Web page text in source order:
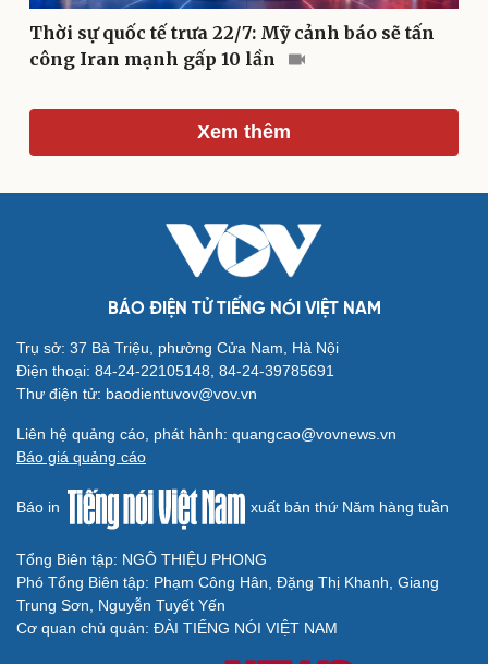
Podcast
Kể chuyện cho bé
Hạt giống tâm hồn
Cải chính
Thời sự quốc tế trưa 22/7: Mỹ cảnh báo sẽ tấn
công Iran mạnh gấp 10 lần
Xem thêm
BÁO ĐIỆN TỬ TIẾNG NÓI VIỆT NAM
Trụ sở: 37 Bà Triệu, phường Cửa Nam, Hà Nội
Điện thoại: 84-24-22105148, 84-24-39785691
Thư điện tử: baodientuvov@vov.vn
Liên hệ quảng cáo, phát hành: quangcao@vovnews.vn
Báo giá quảng cáo
Báo in xuất bản thứ Năm hàng tuần
Tổng Biên tập: NGÔ THIỆU PHONG
Phó Tổng Biên tập: Phạm Công Hân, Đặng Thị Khanh, Giang
Trung Sơn, Nguyễn Tuyết Yến
Cơ quan chủ quản: ĐÀI TIẾNG NÓI VIỆT NAM